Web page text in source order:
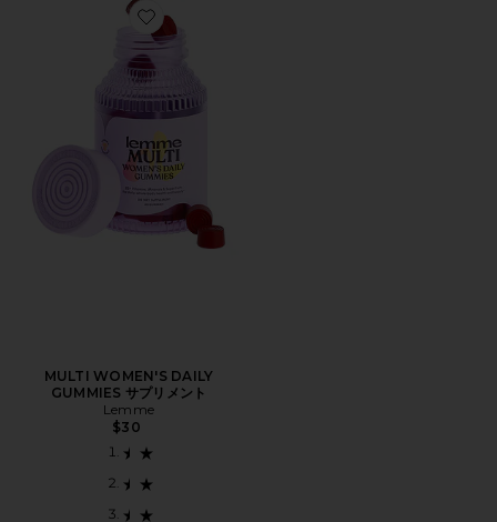
Favorite MULTI WOMEN'S DAILY GUMMIES サプリメン
MULTI WOMEN'S DAILY
GUMMIES サプリメント
Lemme
$30